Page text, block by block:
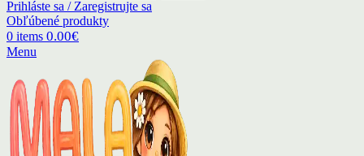
Prihláste sa / Zaregistrujte sa
Obľúbené produkty
0 items 0.00€
Menu